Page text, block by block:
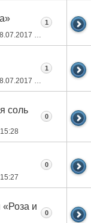
1
1
соль
15:28
0
15:27
0
и
0